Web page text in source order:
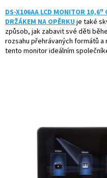
DS-X106AA LCD MONITOR
DRŽÁKEM NA OPĚRKU je také
způsob, jak zabavit své děti
rozsahu přehrávaných formátů
tento monitor ideálním